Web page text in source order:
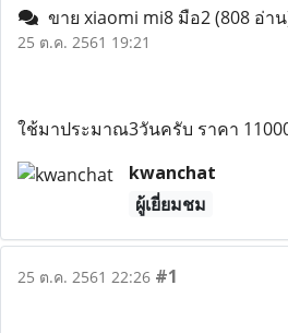
ขาย xiaomi mi8 มือ2(808 อ่า
25 ต.ค. 2561 19:21
ใช้มาประมาณ3วันครับ ราคา
kwanchat
ผู้เยี่ยมชม
25 ต.ค. 2561 22:26 #1